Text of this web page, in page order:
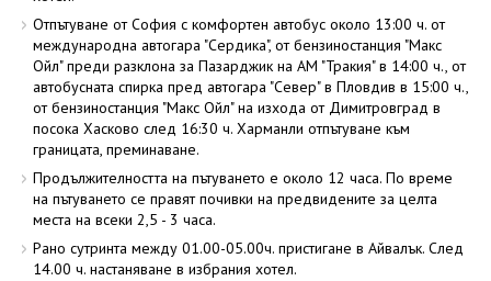
Отпътуване от София с комфортен автобус около 13:00 ч. от
международна автогара "Сердика", от бензиностанция "Макс
Ойл" преди разклона за Пазарджик на АМ "Тракия" в 14:00 ч., от
автобусната спирка пред автогара "Север" в Пловдив в 15:00 ч.,
от бензиностанция "Макс Ойл" на изхода от Димитровград в
посока Хасково след 16:30 ч. Харманли отпътуване към
границата, преминаване.
Продължителността на пътуването е около 12 часа. По време
на пътуването се правят почивки на предвидените за целта
места на всеки 2,5 - 3 часа.
Рано сутринта между 01.00-05.00ч. пристигане в Айвалък. След
14.00 ч. настаняване в избрания хотел.